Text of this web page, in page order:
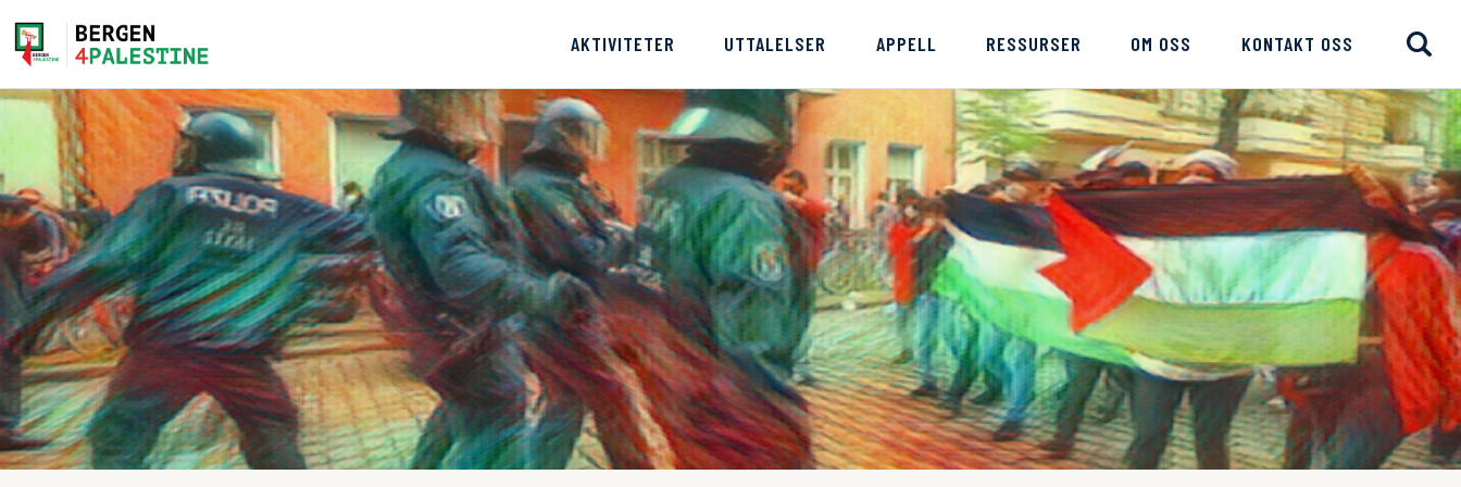
AKTIVITETER UTTALELSER APPELL RESSURSER OM OSS KONTAKT OSS
Home
Aktiviteter
Bli med på laget!
Om oss
Kontakt oss